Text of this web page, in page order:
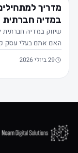
מדריך
במדיה חברתית
שיווק במדיה
האם אתם בעלי עסק
29 ביולי 2026